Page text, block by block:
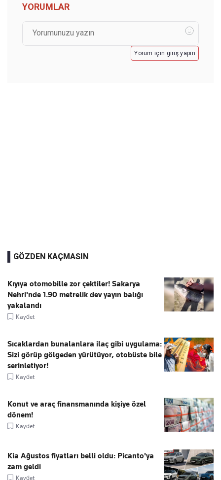
YORUMLAR
Yorum için giriş yapın
GÖZDEN KAÇMASIN
Kıyıya otomobille zor çektiler! Sakarya
Nehri'nde 1.90 metrelik dev yayın balığı
yakalandı
Kaydet
Sıcaklardan bunalanlara ilaç gibi uygulama:
Sizi görüp gölgeden yürütüyor, otobüste bile
serinletiyor!
Kaydet
Konut ve araç finansmanında kişiye özel
dönem!
Kaydet
Kia Ağustos fiyatları belli oldu: Picanto'ya
zam geldi
Kaydet